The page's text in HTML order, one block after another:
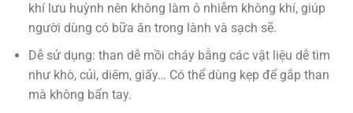
khí lưu huỳnh nên không làm ô nhiễm không khí, giúp
người dùng có bữa ăn trong lành và sạch sẽ.
Dễ sử dụng: than dễ mồi cháy bằng các vật liệu dễ tìm
như khò, củi, diêm, giấy… Có thể dùng kẹp để gắp than
mà không bẩn tay.